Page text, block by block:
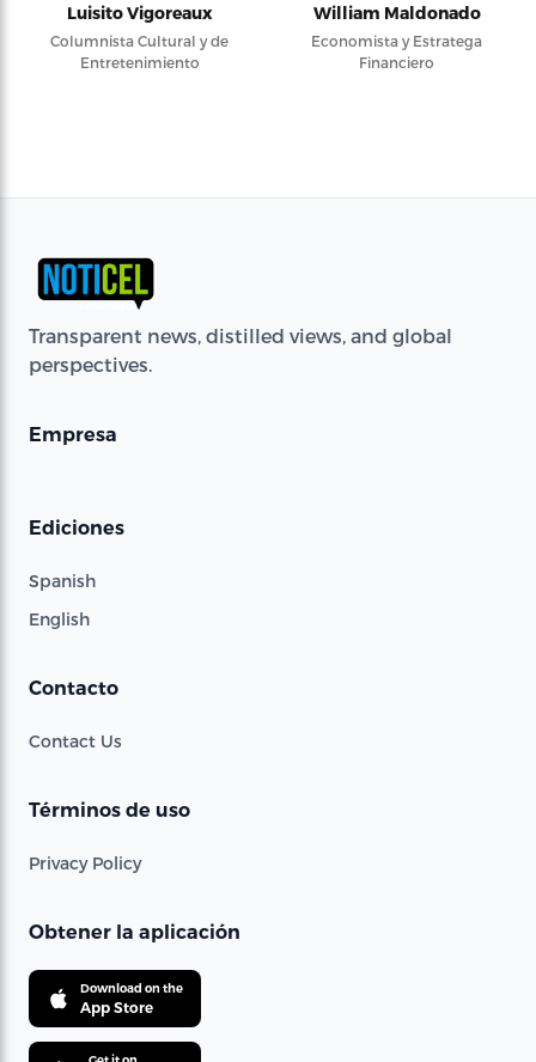
Luisito Vigoreaux
Columnista Cultural y de
Entretenimiento
William Maldonado
Economista y Estratega
Financiero
Transparent news, distilled views, and global
perspectives.
Empresa
Ediciones
Spanish
English
Contacto
Contact Us
Términos de uso
Privacy Policy
Obtener la aplicación
Download on the
App Store